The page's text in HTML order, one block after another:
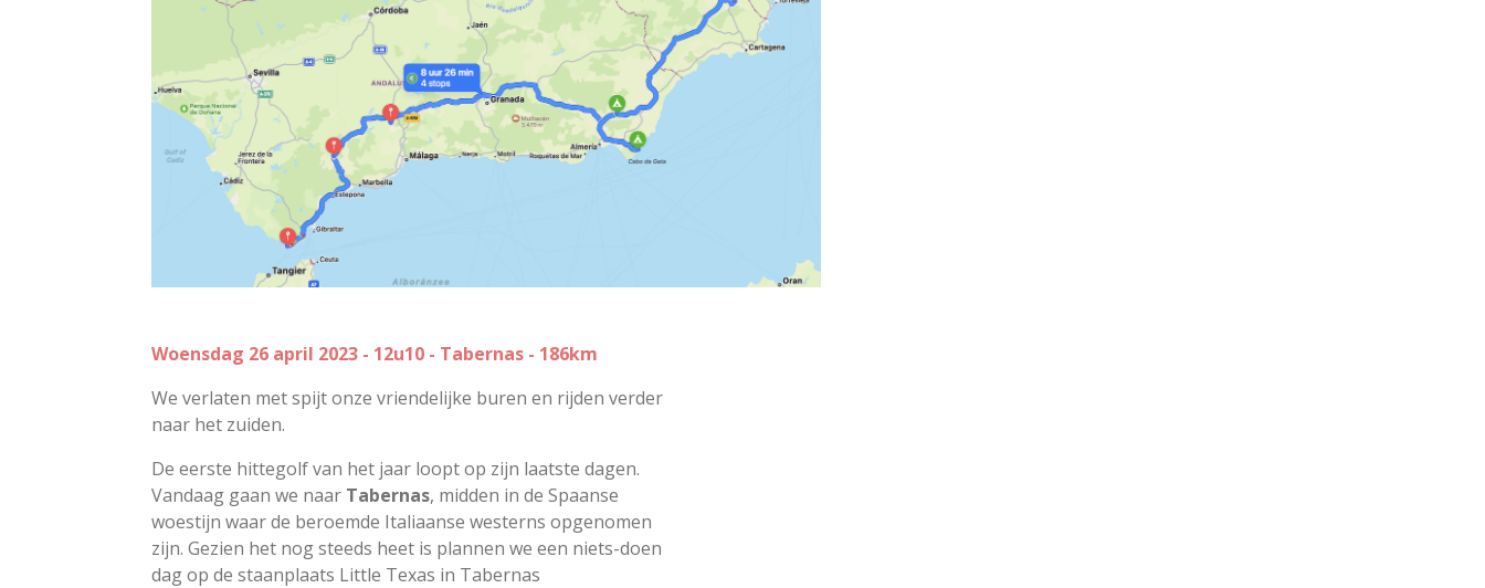
Woensdag 26 april 2023 - 12u10 - Tabernas - 186km
We verlaten met spijt onze vriendelijke buren en rijden verder
naar het zuiden.
De eerste hittegolf van het jaar loopt op zijn laatste dagen.
Vandaag gaan we naar Tabernas, midden in de Spaanse
woestijn waar de beroemde Italiaanse westerns opgenomen
zijn. Gezien het nog steeds heet is plannen we een niets-doen
dag op de staanplaats Little Texas in Tabernas